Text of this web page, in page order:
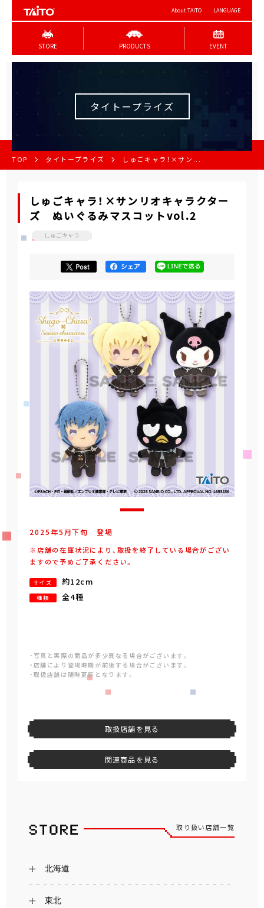
About TAITO LANGUAGE
STORE PRODUCTS EVENT
タイトープライズ
TOP タイトープライズ しゅごキャラ！×サン...
しゅごキャラ！×サンリオキャラクター
ズ ぬいぐるみマスコットvol.2
しゅごキャラ
2025年5 月下旬 登場
※店舗の在庫状況により、取扱を終了している場合がござい
ますので予めご了承ください。
サイズ 約12cm
種類 全4種
・写真と実際の商品が多少異なる場合がございます。
・店舗により登場時期が前後する場合がございます。
・取扱店舗は随時更新となります。
取扱店舗を見る
関連商品を見る
取り扱い店舗一覧
北海道
東北